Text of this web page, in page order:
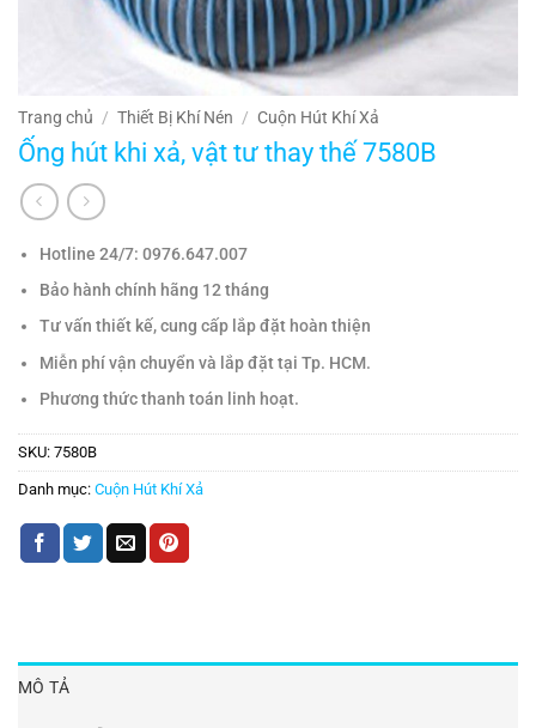
Trang chủ / Thiết Bị Khí Nén / Cuộn Hút Khí Xả
Ống hút khi xả, vật tư thay thế 7580B
Hotline 24/7:0976.647.007
Bảo hành chính hãng 12 tháng
Tư vấn thiết kế, cung cấp lắp đặt hoàn thiện
Miễn phí vận chuyển và lắp đặt tại Tp. HCM.
Phương thức thanh toán linh hoạt.
SKU: 7580B
Danh mục: Cuộn Hút Khí Xả
MÔ TẢ